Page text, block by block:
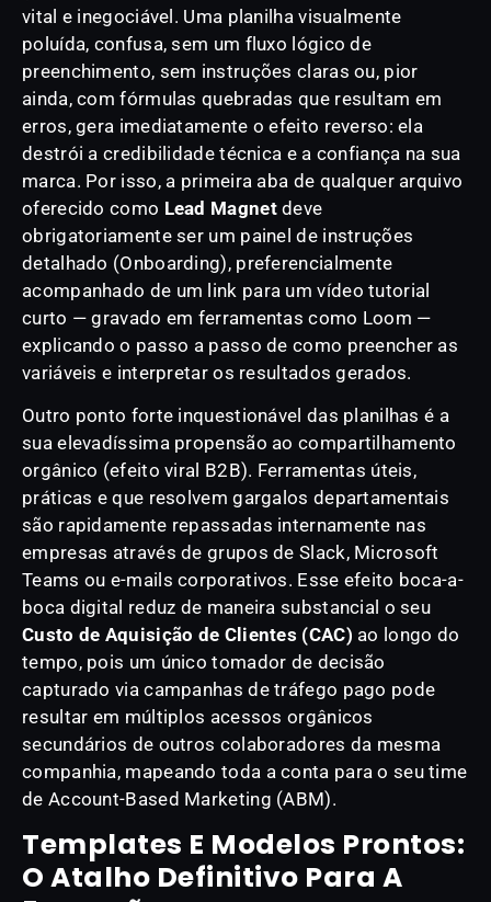
vital e inegociável. Uma planilha visualmente
poluída, confusa, sem um fluxo lógico de
preenchimento, sem instruções claras ou, pior
ainda, com fórmulas quebradas que resultam em
erros, gera imediatamente o efeito reverso: ela
destrói a credibilidade técnica e a confiança na sua
marca. Por isso, a primeira aba de qualquer arquivo
oferecido como Lead Magnetdeve
obrigatoriamente ser um painel de instruções
detalhado (Onboarding), preferencialmente
acompanhado de um link para um vídeo tutorial
curto — gravado em ferramentas como Loom —
explicando o passo a passo de como preencher as
variáveis e interpretar os resultados gerados.
Outro ponto forte inquestionável das planilhas é a
sua elevadíssima propensão ao compartilhamento
orgânico (efeito viral B2B). Ferramentas úteis,
práticas e que resolvem gargalos departamentais
são rapidamente repassadas internamente nas
empresas através de grupos de Slack, Microsoft
Teams ou e-mails corporativos. Esse efeito boca-a-
boca digital reduz de maneira substancial o seu
Custo de Aquisição de Clientes (CAC) ao longo do
tempo, pois um único tomador de decisão
capturado via campanhas de tráfego pago pode
resultar em múltiplos acessos orgânicos
secundários de outros colaboradores da mesma
companhia, mapeando toda a conta para o seu time
de Account-Based Marketing (ABM).
Templates E Modelos Prontos:
O Atalho Definitivo Para A